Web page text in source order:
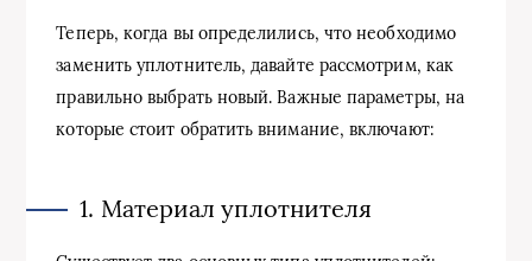
Теперь, когда вы определились, что необходимо
заменить уплотнитель, давайте рассмотрим, как
правильно выбрать новый. Важные параметры, на
которые стоит обратить внимание, включают:
1. Материал уплотнителя